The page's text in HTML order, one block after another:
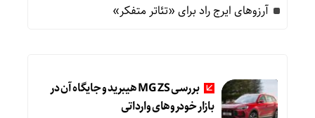
آرزوهای ایرج راد برای «تئاتر متفکر»
بررسی MG ZS هیبرید و جایگاه آن در
بازار خودروهای وارداتی